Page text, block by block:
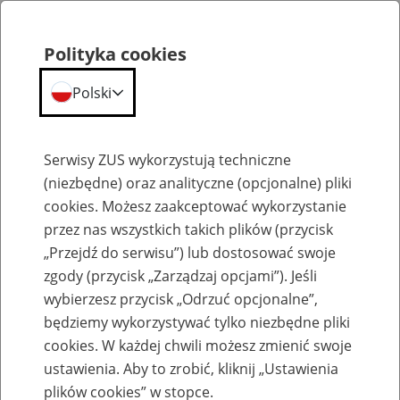
Emerytury
Baza zlikwidowanych lub
przekształconych zakładów pracy
Polityka cookies
Polski
Serwisy ZUS wykorzystują techniczne
(niezbędne) oraz analityczne (opcjonalne) pliki
cookies. Możesz zaakceptować wykorzystanie
przez nas wszystkich takich plików (przycisk
„Przejdź do serwisu”) lub dostosować swoje
zgody (przycisk „Zarządzaj opcjami”). Jeśli
wybierzesz przycisk „Odrzuć opcjonalne”,
będziemy wykorzystywać tylko niezbędne pliki
cookies. W każdej chwili możesz zmienić swoje
ustawienia. Aby to zrobić, kliknij „Ustawienia
plików cookies” w stopce.